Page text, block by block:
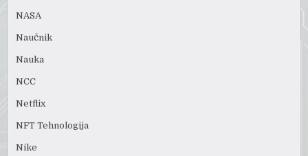
NASA
Naučnik
Nauka
NCC
Netflix
NFT Tehnologija
Nike